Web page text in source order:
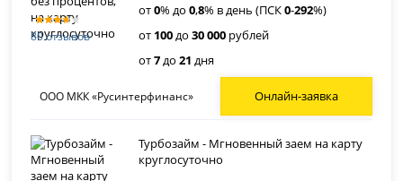
80 отзывов
от0% до0,8% в день (ПСК0-292%)
от 100до30 000 рублей
от7до21 дня
ООО МКК «Русинтерфинанс» Онлайн-заявка
Турбозайм - Мгновенный заем на карту
круглосуточно